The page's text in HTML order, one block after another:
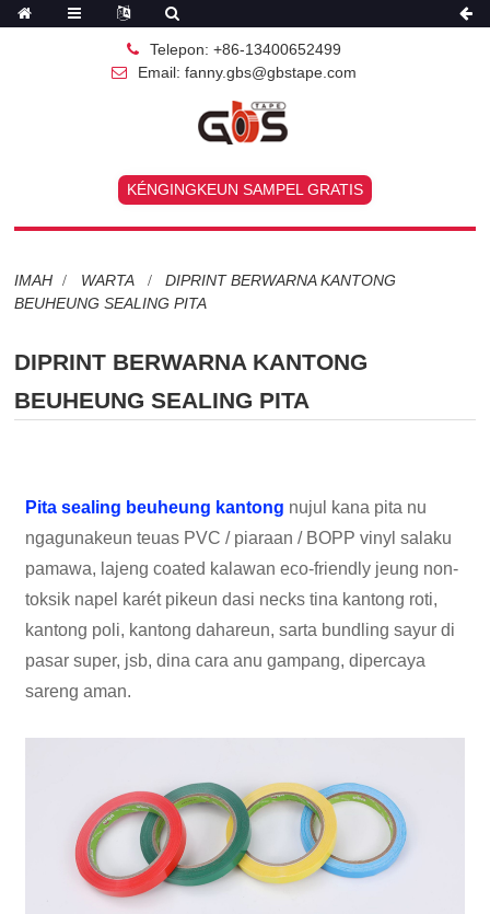
Telepon: +86-13400652499
Email: fanny.gbs@gbstape.com
KÉNGINGKEUN SAMPEL GRATIS
IMAH WARTA
DIPRINT BERWARNA KANTONG
BEUHEUNG SEALING PITA
DIPRINT BERWARNA KANTONG
BEUHEUNG SEALING PITA
Pita sealing beuheung kantong nujul kana pita nu
ngagunakeun teuas PVC / piaraan / BOPP vinyl salaku
pamawa, lajeng coated kalawan eco-friendly jeung non-
toksik napel karét pikeun dasi necks tina kantong roti,
kantong poli, kantong dahareun, sarta bundling sayur di
pasar super, jsb, dina cara anu gampang, dipercaya
sareng aman.